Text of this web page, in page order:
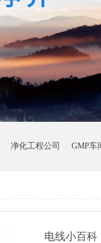
净化工程公司 GMP车
电线小百科